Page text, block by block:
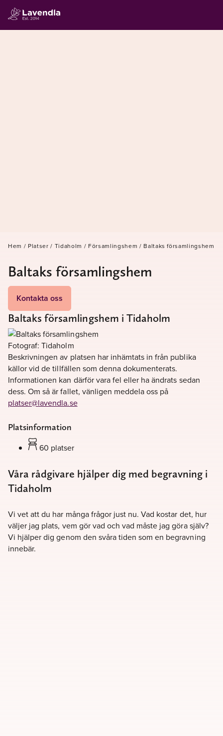
Hem / Platser / Tidaholm / Församlingshem / Baltaks församlingshem
Baltaks församlingshem
Kontakta oss
Baltaks församlingshem i Tidaholm
Fotograf: Tidaholm
Beskrivningen av platsen har inhämtats in från publika
källor vid de tillfällen som denna dokumenterats.
Informationen kan därför vara fel eller ha ändrats sedan
dess. Om så är fallet, vänligen meddela oss på
platser@lavendla.se
Platsinformation
60 platser
Våra rådgivare hjälper dig med begravning i
Tidaholm
Vi vet att du har många frågor just nu. Vad kostar det, hur
väljer jag plats, vem gör vad och vad måste jag göra själv?
Vi hjälper dig genom den svåra tiden som en begravning
innebär.